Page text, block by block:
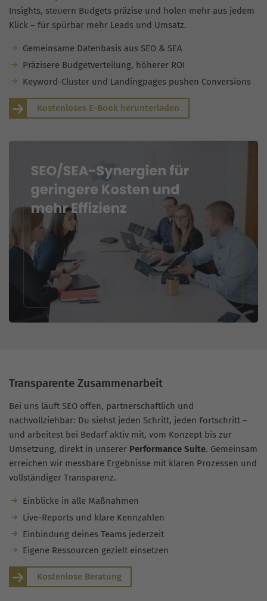
Insights, steuern Budgets präzise und holen mehr aus jedem
Klick – für spürbar mehr Leads und Umsatz.
Gemeinsame Datenbasis aus SEO & SEA
Präzisere Budgetverteilung, höherer ROI
Keyword-Cluster und Landingpages pushen Conversions
Kostenloses E-Book herunterladen
Transparente Zusammenarbeit
Bei uns läuft SEO offen, partnerschaftlich und
nachvollziehbar: Du siehst jeden Schritt, jeden Fortschritt –
und arbeitest bei Bedarf aktiv mit, vom Konzept bis zur
Umsetzung, direkt in unserer Performance Suite. Gemeinsam
erreichen wir messbare Ergebnisse mit klaren Prozessen und
vollständiger Transparenz.
Einblicke in alle Maßnahmen
Live-Reports und klare Kennzahlen
Einbindung deines Teams jederzeit
Eigene Ressourcen gezielt einsetzen
Kostenlose Beratung